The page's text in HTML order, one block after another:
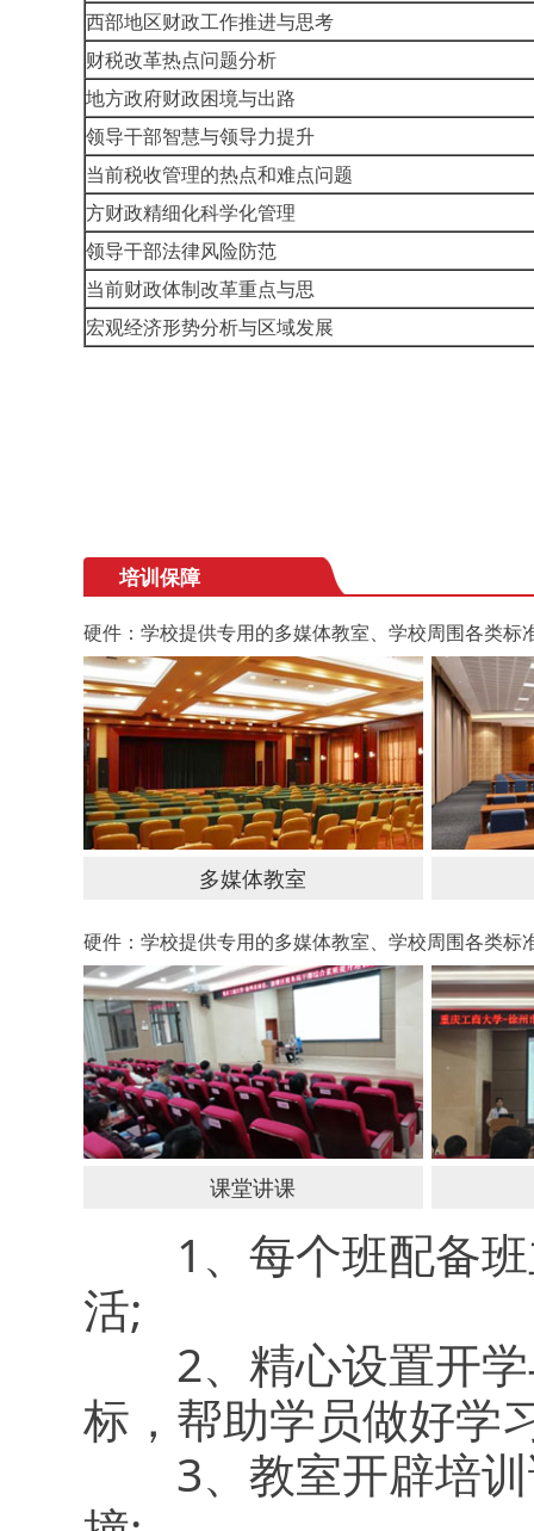
西部地区财政工作推进与思考
财税改革热点问题分析
地方政府财政困境与出路
领导干部智慧与领导力提升
当前税收管理的热点和难点问题
方财政精细化科学化管理
领导干部法律风险防范
当前财政体制改革重点与思
宏观经济形势分析与区域发展
培训保障
硬件：学校提供专用的多媒体教室、学校周围各类标
多媒体教室
硬件：学校提供专用的多媒体教室、学校周围各类标
课堂讲课
1、每个班配备班
活;
2、精心设置开学
标，帮助学员做好学
3、教室开辟培训